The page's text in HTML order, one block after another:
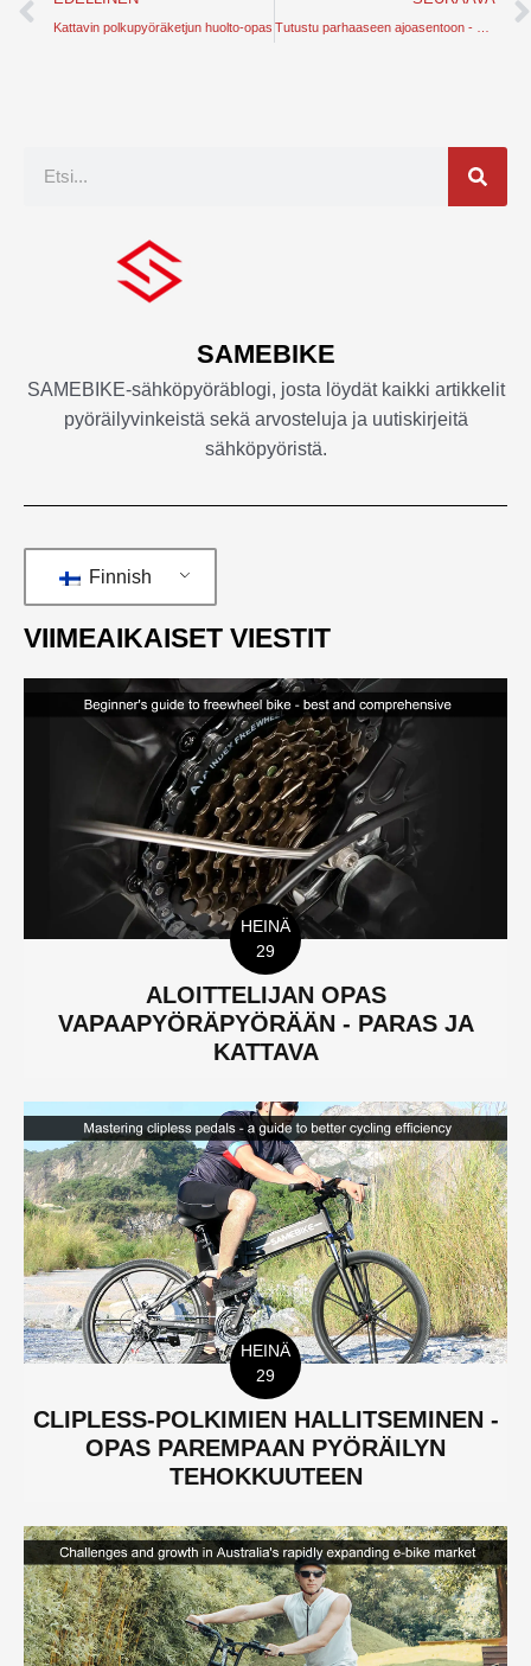
Kattavin polkupyöräketjun huolto-opas
SAMEBIKE
SAMEBIKE-sähköpyöräblogi, josta löydät kaikki artikkelit
pyöräilyvinkeistä sekä arvosteluja ja uutiskirjeitä
sähköpyöristä.
Finnish
VIIMEAIKAISET VIESTIT
HEINÄ
29
ALOITTELIJAN OPAS
VAPAAPYÖRÄPYÖRÄÄN - PARAS JA
KATTAVA
HEINÄ
29
CLIPLESS-POLKIMIEN HALLITSEMINEN -
OPAS PAREMPAAN PYÖRÄILYN
TEHOKKUUTEEN